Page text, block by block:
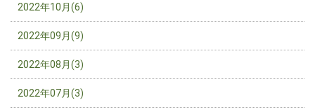
2022年10月(6)
2022年09月(9)
2022年08月(3)
2022年07月(3)